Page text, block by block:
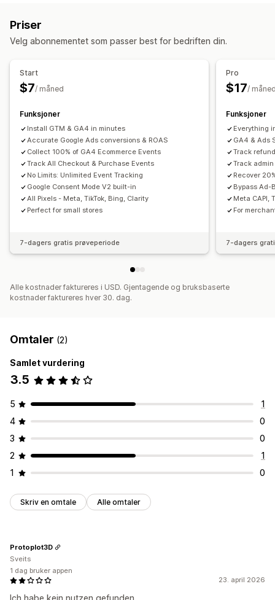
UTM-sporing
Priser
Velg abonnementet som passer best for bedriften din.
Start
$7/ måned
Funksjoner
Install GTM & GA4 in minutes
Accurate Google Ads conversions & ROAS
Collect 100% of GA4 Ecommerce Events
Track All Checkout & Purchase Events
No Limits: Unlimited Event Tracking
Google Consent Mode V2 built-in
All Pixels - Meta, TikTok, Bing, Clarity
Perfect for small stores
7-dagers gratis prøveperiode
Pro
$17/
Funksjoner
Everything
GA4 & Ads
Track
Track
Recover
Bypass Ad-
Meta CAPI,
For
7-dagers
Alle kostnader faktureres i USD. Gjentagende og bruksbaserte
kostnader faktureres hver 30. dag.
Omtaler (2)
Samlet vurdering
3.5
5
1
4
0
3
0
2
1
1
0
Skriv en omtale Alle omtaler
23. april 2026
Protoplot3D
Sveits
1 dag bruker appen